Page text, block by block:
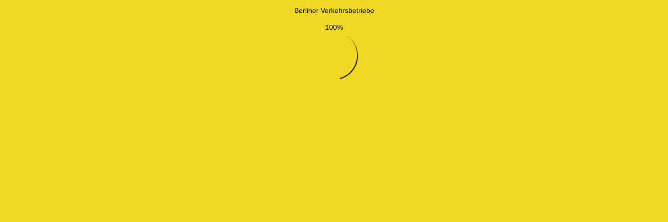
Berliner Verkehrsbetriebe
100%